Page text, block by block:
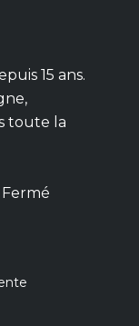
15 ans.
toute la